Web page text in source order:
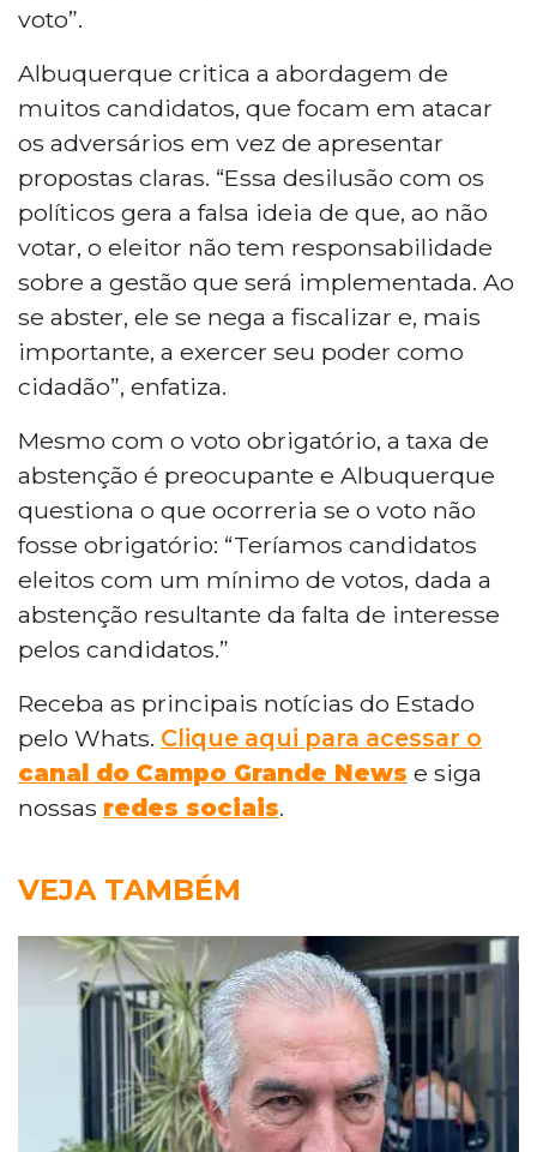
voto”.
Albuquerque critica a abordagem de
muitos candidatos, que focam em atacar
os adversários em vez de apresentar
propostas claras. “Essa desilusão com os
políticos gera a falsa ideia de que, ao não
votar, o eleitor não tem responsabilidade
sobre a gestão que será implementada. Ao
se abster, ele se nega a fiscalizar e, mais
importante, a exercer seu poder como
cidadão”, enfatiza.
Mesmo com o voto obrigatório, a taxa de
abstenção é preocupante e Albuquerque
questiona o que ocorreria se o voto não
fosse obrigatório: “Teríamos candidatos
eleitos com um mínimo de votos, dada a
abstenção resultante da falta de interesse
pelos candidatos.”
Receba as principais notícias do Estado
pelo Whats. Clique aqui para acessar o
canal do Campo Grande News e siga
nossas redes sociais.
VEJA TAMBÉM